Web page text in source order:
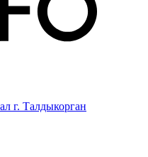
г. Талдыкорган